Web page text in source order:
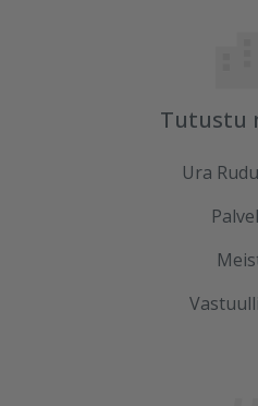
Tutustu
Ura